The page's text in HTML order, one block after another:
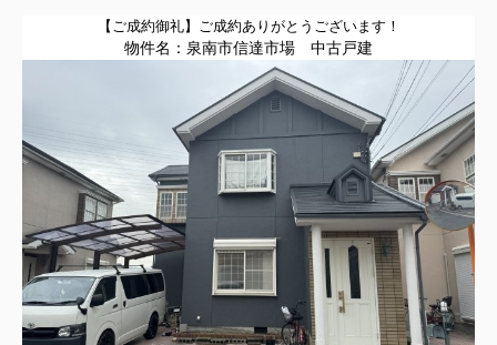
【ご成約御礼】 ご成約ありがとうございます！
物件名： 泉南市信達市場 中古戸建